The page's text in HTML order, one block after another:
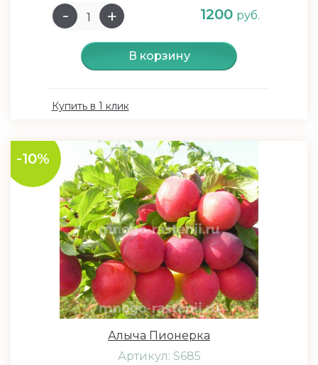
1200 руб.
В корзину
Купить в 1 клик
-10%
Алыча Пионерка
Артикул: S685